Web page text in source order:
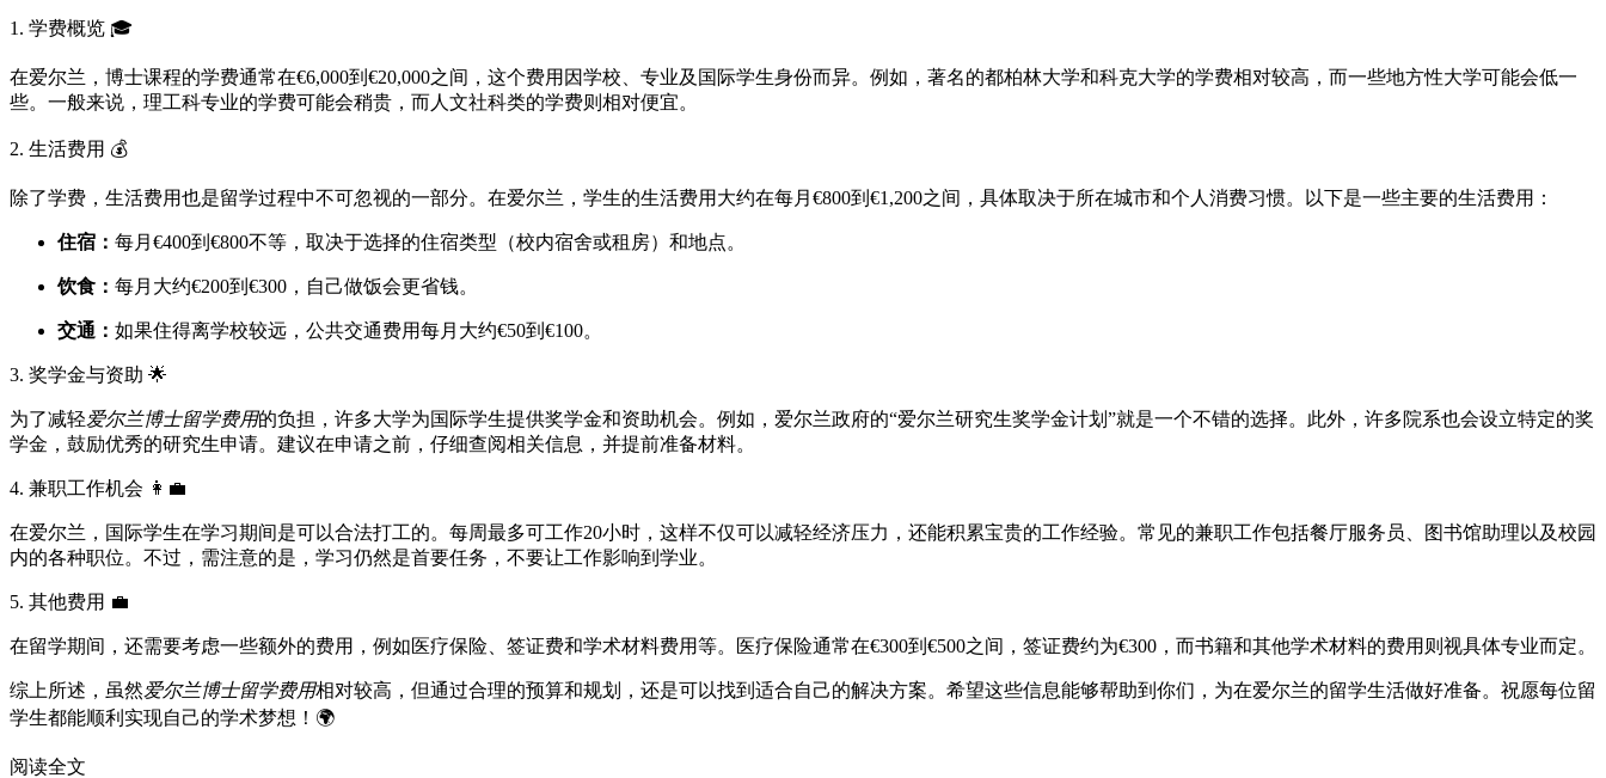
1. 学费概览 🎓
在爱尔兰，博士课程的学费通常在€6,000到€20,000之间，这个费用因学校、专业及国际学生身份而异。例如，著名的都柏林大学和科克大学的学费相对较高，而一些地方性大学可能会低一
些。一般来说，理工科专业的学费可能会稍贵，而人文社科类的学费则相对便宜。
2. 生活费用 💰
除了学费，生活费用也是留学过程中不可忽视的一部分。在爱尔兰，学生的生活费用大约在每月€800到€1,200之间，具体取决于所在城市和个人消费习惯。以下是一些主要的生活费用：
住宿： 每月€400到€800不等，取决于选择的住宿类型（校内宿舍或租房）和地点。
饮食： 每月大约€200到€300，自己做饭会更省钱。
交通： 如果住得离学校较远，公共交通费用每月大约€50到€100。
3. 奖学金与资助 🌟
为了减轻爱尔兰博士留学费用的负担，许多大学为国际学生提供奖学金和资助机会。例如，爱尔兰政府的“爱尔兰研究生奖学金计划”就是一个不错的选择。此外，许多院系也会设立特定的奖
学金，鼓励优秀的研究生申请。建议在申请之前，仔细查阅相关信息，并提前准备材料。
4. 兼职工作机会 👩‍💼
在爱尔兰，国际学生在学习期间是可以合法打工的。每周最多可工作20小时，这样不仅可以减轻经济压力，还能积累宝贵的工作经验。常见的兼职工作包括餐厅服务员、图书馆助理以及校园
内的各种职位。不过，需注意的是，学习仍然是首要任务，不要让工作影响到学业。
5. 其他费用 💼
在留学期间，还需要考虑一些额外的费用，例如医疗保险、签证费和学术材料费用等。医疗保险通常在€300到€500之间，签证费约为€300，而书籍和其他学术材料的费用则视具体专业而定。
综上所述，虽然爱尔兰博士留学费用相对较高，但通过合理的预算和规划，还是可以找到适合自己的解决方案。希望这些信息能够帮助到你们，为在爱尔兰的留学生活做好准备。祝愿每位留
学生都能顺利实现自己的学术梦想！🌍
阅读全文